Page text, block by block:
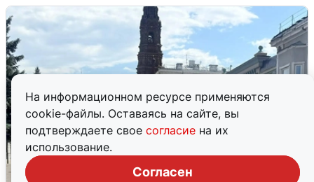
На информационном ресурсе применяются
cookie-файлы. Оставаясь на сайте, вы
подтверждаете свое согласие на их
использование.
Согласен